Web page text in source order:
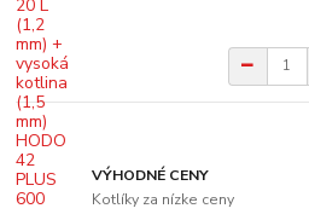
VÝHODNÉ CENY
Kotlíky za nízke ceny